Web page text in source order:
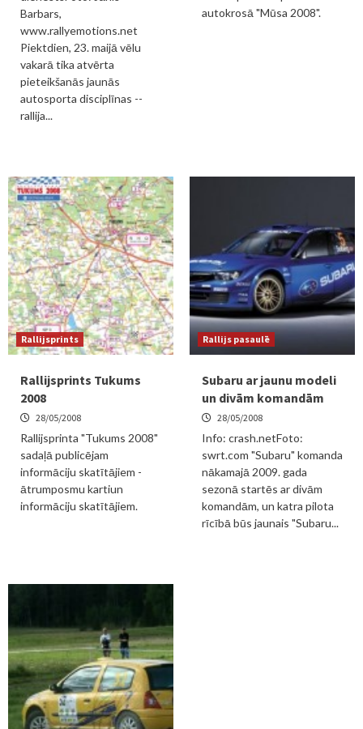
Barbars,
www.rallyemotions.net
Piektdien, 23. maijā vēlu
vakarā tika atvērta
pieteikšanās jaunās
autosporta disciplīnas --
rallija...
autokrosā "Mūsa 2008".
Rallijsprints
Rallijsprints Tukums
2008
28/05/2008
Rallijsprinta "Tukums 2008"
sadaļā publicējam
informāciju skatītājiem -
ātrumposmu kartiun
informāciju skatītājiem.
Rallijs pasaulē
Subaru ar jaunu modeli
un divām komandām
28/05/2008
Info: crash.netFoto:
swrt.com "Subaru" komanda
nākamajā 2009. gada
sezonā startēs ar divām
komandām, un katra pilota
rīcībā būs jaunais "Subaru...